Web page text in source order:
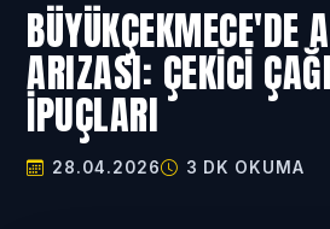
BÜYÜKÇEKMECE'DE
ARIZASI: ÇEKICI
İPUÇLARI
28.04.2026 3 DK OKUMA